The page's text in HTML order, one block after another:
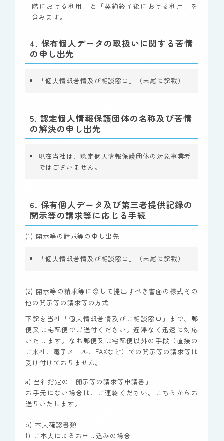
階における利用」と「契約終了後における利用」を
含みます。
4. 保有個人データの取扱いに関する苦情
の申し出先
「個人情報苦情及び相談窓口」（末尾に記載）
5. 認定個人情報保護団体の名称及び苦情
の解決の申し出先
現在当社は、認定個人情報保護団体の対象事業者
ではございません。
6. 保有個人データ及び第三者提供記録の
開示等の請求等に応じる手続
(1) 開示等の請求等の申し出先
「個人情報苦情及び相談窓口」（末尾に記載）
(2) 開示等の請求等に際して提出すべき書面の様式その
他の開示等の請求等の方式
下記を当社「個人情報苦情及びご相談窓口」まで、郵
便又は宅配便でご送付ください。遅滞なく迅速に対応
いたします。なお郵便又は宅配便以外の手段（直接の
ご来社、電子メール、FAXなど）での開示等の請求等は
受け付けておりません。
a) 当社指定の「開示等の請求等申請書」
お手元にない場合は、ご連絡ください。こちらからお
送りいたします。
b) 本人確認書類
1) ご本人によるお申し込みの場合